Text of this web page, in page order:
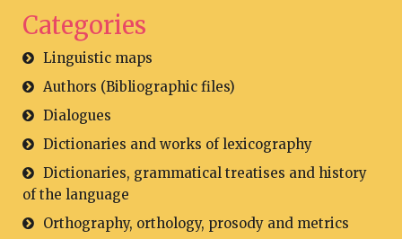
Categories
Linguistic maps
Authors (Bibliographic files)
Dialogues
Dictionaries and works of lexicography
Dictionaries, grammatical treatises and history
of the language
Orthography, orthology, prosody and metrics